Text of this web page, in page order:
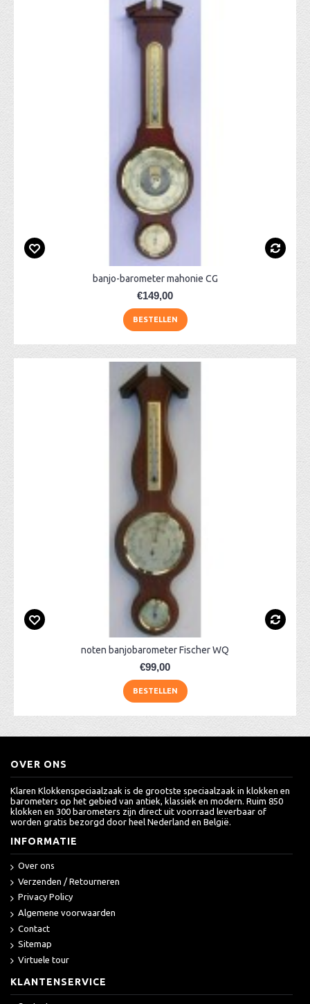
banjo-barometer mahonie CG
€149,00
BESTELLEN
noten banjobarometer Fischer WQ
€99,00
BESTELLEN
OVER ONS
Klaren Klokkenspeciaalzaak is de grootste speciaalzaak in klokken en
barometers op het gebied van antiek, klassiek en modern. Ruim 850
klokken en 300 barometers zijn direct uit voorraad leverbaar of
worden gratis bezorgd door heel Nederland en België.
INFORMATIE
Over ons
Verzenden / Retourneren
Privacy Policy
Algemene voorwaarden
Contact
Sitemap
Virtuele tour
KLANTENSERVICE